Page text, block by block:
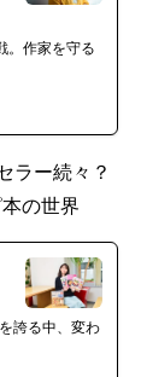
。作家を守る
ラー続々？
の世界
誇る中、変わ